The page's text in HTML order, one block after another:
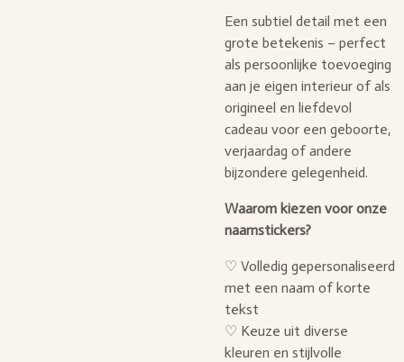
Een subtiel detail met een
grote betekenis – perfect
als persoonlijke toevoeging
aan je eigen interieur of als
origineel en liefdevol
cadeau voor een geboorte,
verjaardag of andere
bijzondere gelegenheid.
Waarom kiezen voor onze
naamstickers?
♡ Volledig gepersonaliseerd
met een naam of korte
tekst
♡ Keuze uit diverse
kleuren en stijlvolle